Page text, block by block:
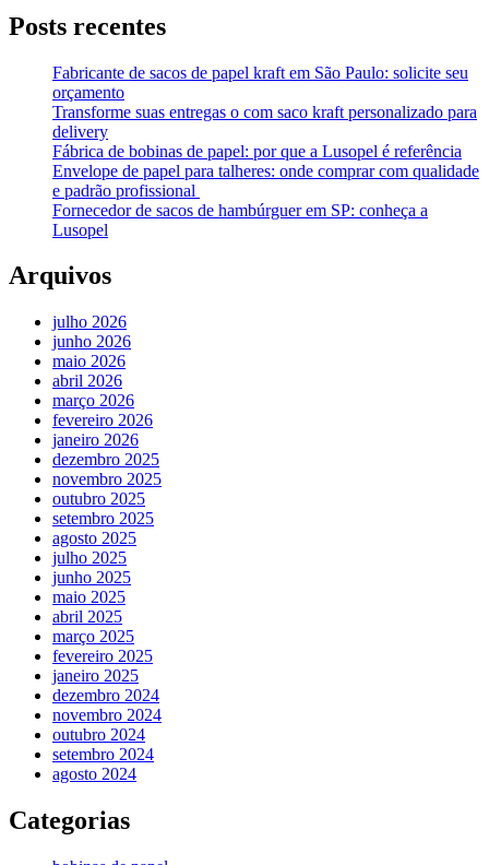
Posts recentes
Fabricante de sacos de papel kraft em São Paulo: solicite seu
orçamento
Transforme suas entregas o com saco kraft personalizado para
delivery
Fábrica de bobinas de papel: por que a Lusopel é referência
Envelope de papel para talheres: onde comprar com qualidade
e padrão profissional
Fornecedor de sacos de hambúrguer em SP: conheça a
Lusopel
Arquivos
julho 2026
junho 2026
maio 2026
abril 2026
março 2026
fevereiro 2026
janeiro 2026
dezembro 2025
novembro 2025
outubro 2025
setembro 2025
agosto 2025
julho 2025
junho 2025
maio 2025
abril 2025
março 2025
fevereiro 2025
janeiro 2025
dezembro 2024
novembro 2024
outubro 2024
setembro 2024
agosto 2024
Categorias